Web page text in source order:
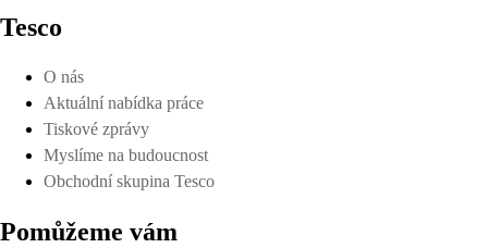
Tesco
O nás
Aktuální nabídka práce
Tiskové zprávy
Myslíme na budoucnost
Obchodní skupina Tesco
Pomůžeme vám